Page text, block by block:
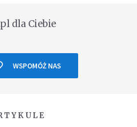
dla Ciebie
WSPOMÓŻ NAS